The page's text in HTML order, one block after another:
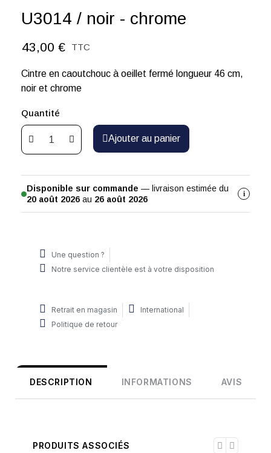
U3014 / noir - chrome
43,00 € TTC
Cintre en caoutchouc à oeillet fermé longueur 46 cm,
noir et chrome
Quantité
Ajouter au panier
Disponible sur commande — livraison estimée du
20 août 2026 au 26 août 2026
i
Une question ?
Notre service clientèle est à votre disposition
Retrait en magasin
International
Politique de retour
DESCRIPTION INFORMATIONS AVIS
PRODUITS ASSOCIÉS